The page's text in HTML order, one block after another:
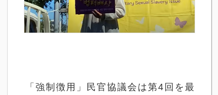
「強制徴用」民官協議会は第4 回を最